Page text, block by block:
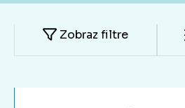
Zobraz filtre